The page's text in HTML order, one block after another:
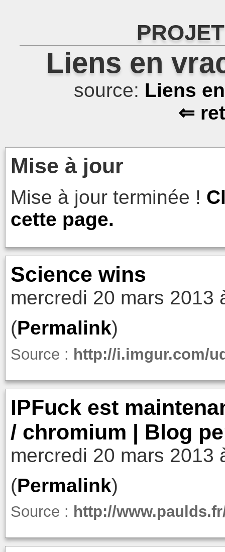
Liens en
source: Liens
⇐
Mise à jour
Mise à jour terminée !
cette page.
Science wins
mercredi 20 mars 2013
(Permalink)
Source : http://i.imgur.com/
IPFuck est
/ chromium | Blog
mercredi 20 mars 2013
(Permalink)
Source : http://